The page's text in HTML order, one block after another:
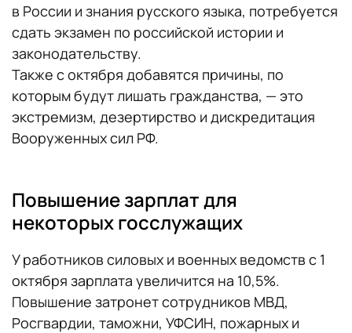
в России и знания русского языка, потребуется
сдать экзамен по российской истории и
законодательству.
Также с октября добавятся причины, по
которым будут лишать гражданства, — это
экстремизм, дезертирство и дискредитация
Вооруженных сил РФ.
Повышение зарплат для
некоторых госслужащих
У работников силовых и военных ведомств с 1
октября зарплата увеличится на 10,5%.
Повышение затронет сотрудников МВД,
Росгвардии, таможни, УФСИН, пожарных и